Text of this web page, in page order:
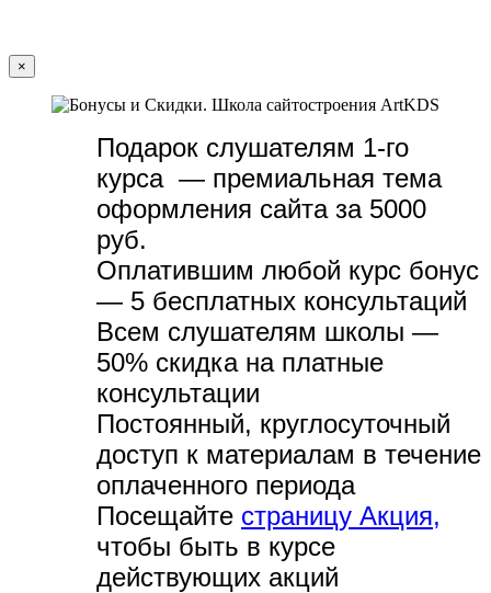
×
Подарок слушателям 1-го
курса — премиальная тема
оформления сайта за 5000
руб.
Оплатившим любой курс бонус
— 5 бесплатных консультаций
Всем слушателям школы —
50% скидка на платные
консультации
Постоянный, круглосуточный
доступ к материалам в течение
оплаченного периода
Посещайте страницу Акция,
чтобы быть в курсе
действующих акций